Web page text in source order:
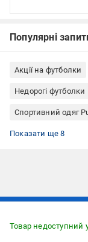
Популярні
Акції на футболки
Недорогі футболки
Спортивний одяг
Чоловічий одяг
Одяг, взуття,
Футболки Puma
Футболки жіночі
Футболки Puma
Футболки з бавовни
Футболки з
Футболки розміру L
Показати ще 8
Товар недоступний